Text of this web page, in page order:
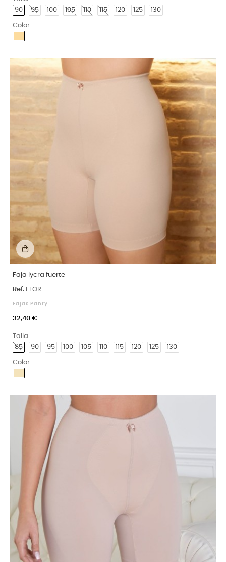
90
95 100 105 110 115 120 125 130
Color
Faja lycra fuerte
Ref. FLOR
Fajas Panty
32,40 €
Talla
85
90 95 100 105 110 115 120 125 130
Color